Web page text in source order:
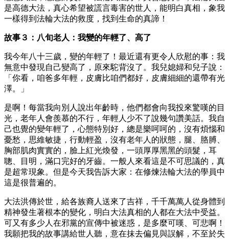
是高德大法，真心希望被謊言毒害的世人，能明白真相，象我
一樣得到法輪大法的救度，找到生命的真諦！
故事３：八旬老人：我變的年輕了、高了
我今年八十三歲，變的年輕了！最近還有更令人欣慰的事：我
無意中發現自己變高了，原來駝背沒了。我兒媳婦和兒子說：
「你看，咱爸多年輕，皮膚比咱們都好，皮膚細細的還帶有光
澤。」
是啊！每當我向別人說出年齡時，他們都會向我投來驚嘆的目
光，老年人會羨慕的不行，年輕人少不了說幾句讚美話。我自
己也覺的變年輕了，心態特別好，總是樂呵呵的，沒有煩惱和
憂愁，思維敏捷，行動輕盈，沒有老年人的狀態，腿、胳膊、
胸部肌肉實實的，臉上紅光煥發，一頭厚厚黑黑的頭髮，耳
聰、目明，滿口完好的牙齒。一般人來看這是不可思議的，真
是超常現象。但是今天我告訴大家：在修煉法輪大法的學員中
這是很普遍的。
大法洪傳於世，給各族裔人送來了吉祥，千千萬萬人從身體到
精神發生著根本的變化，明白大法真相的人都在大法中受益。
可又有多少人在邪黨的宣傳中被迷惑，是多麼可嘆、可悲啊！
我願把我的故事講給世人聽，意在抹去偏見與誤解，不至於失